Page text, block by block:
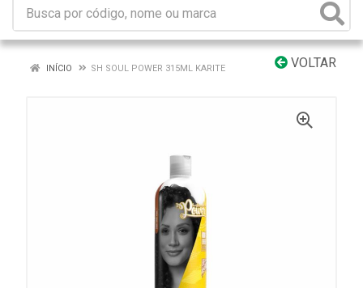
VOLTAR
INÍCIO SH SOUL POWER 315ML KARITE